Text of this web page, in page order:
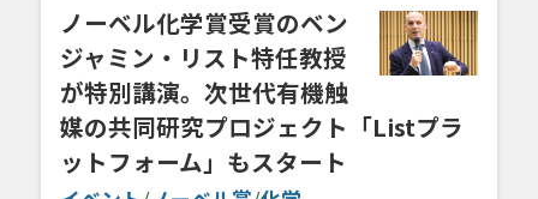
ノーベル化学賞受賞のベン
ジャミン・リスト特任教授
が特別講演。次世代有機触
媒の共同研究プロジェクト「Listプラ
ットフォーム」もスタート